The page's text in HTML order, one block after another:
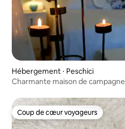
Hébergement ⋅ Peschici
Charmante maison de campagne
Coup de cœur voyageurs
Coup de cœur voyageurs